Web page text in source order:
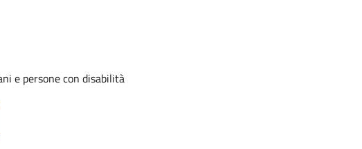
e persone con disabilità